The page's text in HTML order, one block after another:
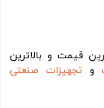
قیمت و بالاترین
و تجهیزات صنعتی